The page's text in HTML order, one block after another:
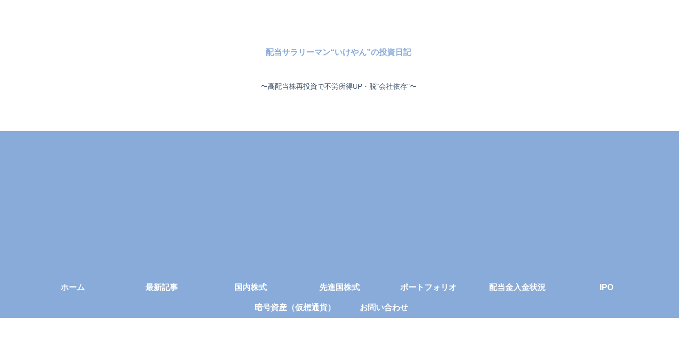
配当サラリーマン“いけやん”の投資日記 ​
〜高配当株再投資で不労所得UP・脱"会社依存"〜 ​
ホーム 最新記事 国内株式 先進国株式 ポートフォリオ 配当金入金状況 IPO
暗号資産（仮想通貨） お問い合わせ